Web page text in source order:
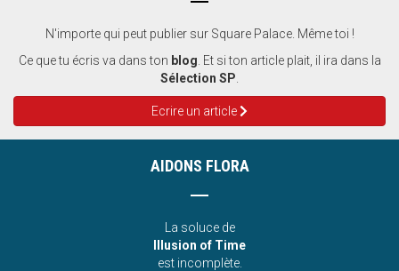
N'importe qui peut publier sur Square Palace. Même toi !
Ce que tu écris va dans ton blog . Et si ton article plait, il ira dans la
Sélection SP
Ecrire un article
AIDONS FLORA
La soluce de
Illusion of Time
est incomplète.